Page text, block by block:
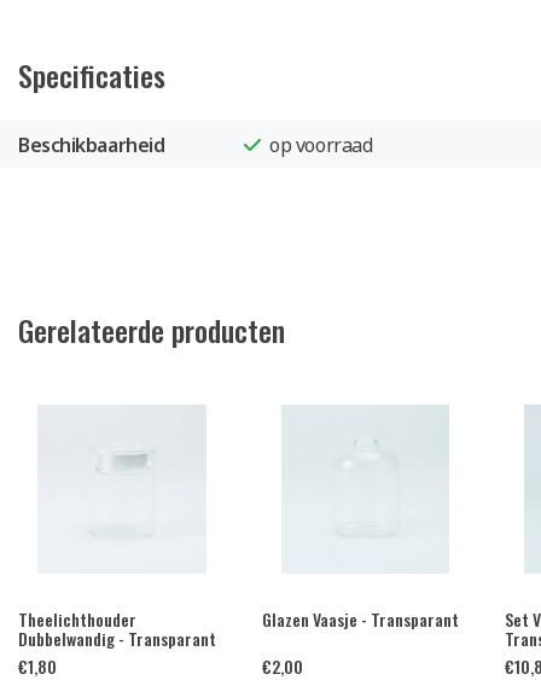
Specificaties
Beschikbaarheid op voorraad
Gerelateerde producten
Theelichthouder
Dubbelwandig - Transparant
€1,80
Glazen Vaasje - Transparant
€2,00
Set
€